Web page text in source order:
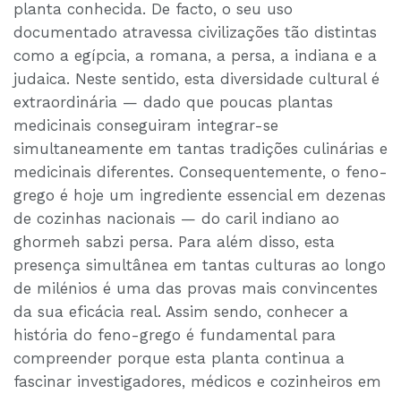
planta conhecida. De facto, o seu uso
documentado atravessa civilizações tão distintas
como a egípcia, a romana, a persa, a indiana e a
judaica. Neste sentido, esta diversidade cultural é
extraordinária — dado que poucas plantas
medicinais conseguiram integrar-se
simultaneamente em tantas tradições culinárias e
medicinais diferentes. Consequentemente, o feno-
grego é hoje um ingrediente essencial em dezenas
de cozinhas nacionais — do caril indiano ao
ghormeh sabzi persa. Para além disso, esta
presença simultânea em tantas culturas ao longo
de milénios é uma das provas mais convincentes
da sua eficácia real. Assim sendo, conhecer a
história do feno-grego é fundamental para
compreender porque esta planta continua a
fascinar investigadores, médicos e cozinheiros em